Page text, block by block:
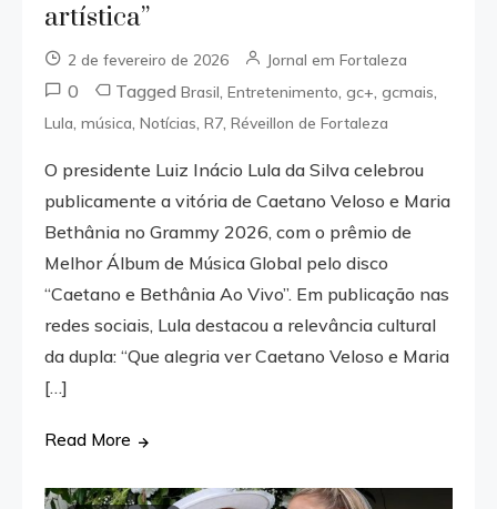
artística”
2 de fevereiro de 2026 Jornal em Fortaleza
0 TaggedBrasil,Entretenimento,gc+,gcmais,
Lula,música,Notícias,R7,Réveillon de Fortaleza
O presidente Luiz Inácio Lula da Silva celebrou
publicamente a vitória de Caetano Veloso e Maria
Bethânia no Grammy 2026, com o prêmio de
Melhor Álbum de Música Global pelo disco
“Caetano e Bethânia Ao Vivo”. Em publicação nas
redes sociais, Lula destacou a relevância cultural
da dupla: “Que alegria ver Caetano Veloso e Maria
[…]
Read More